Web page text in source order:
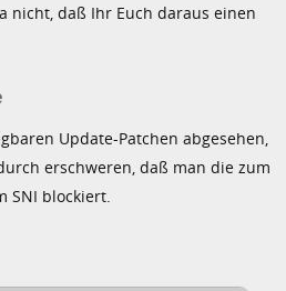
nicht, daß Ihr Euch daraus einen
Update-Patchen abgesehen,
erschweren, daß man die zum
SNI blockiert.